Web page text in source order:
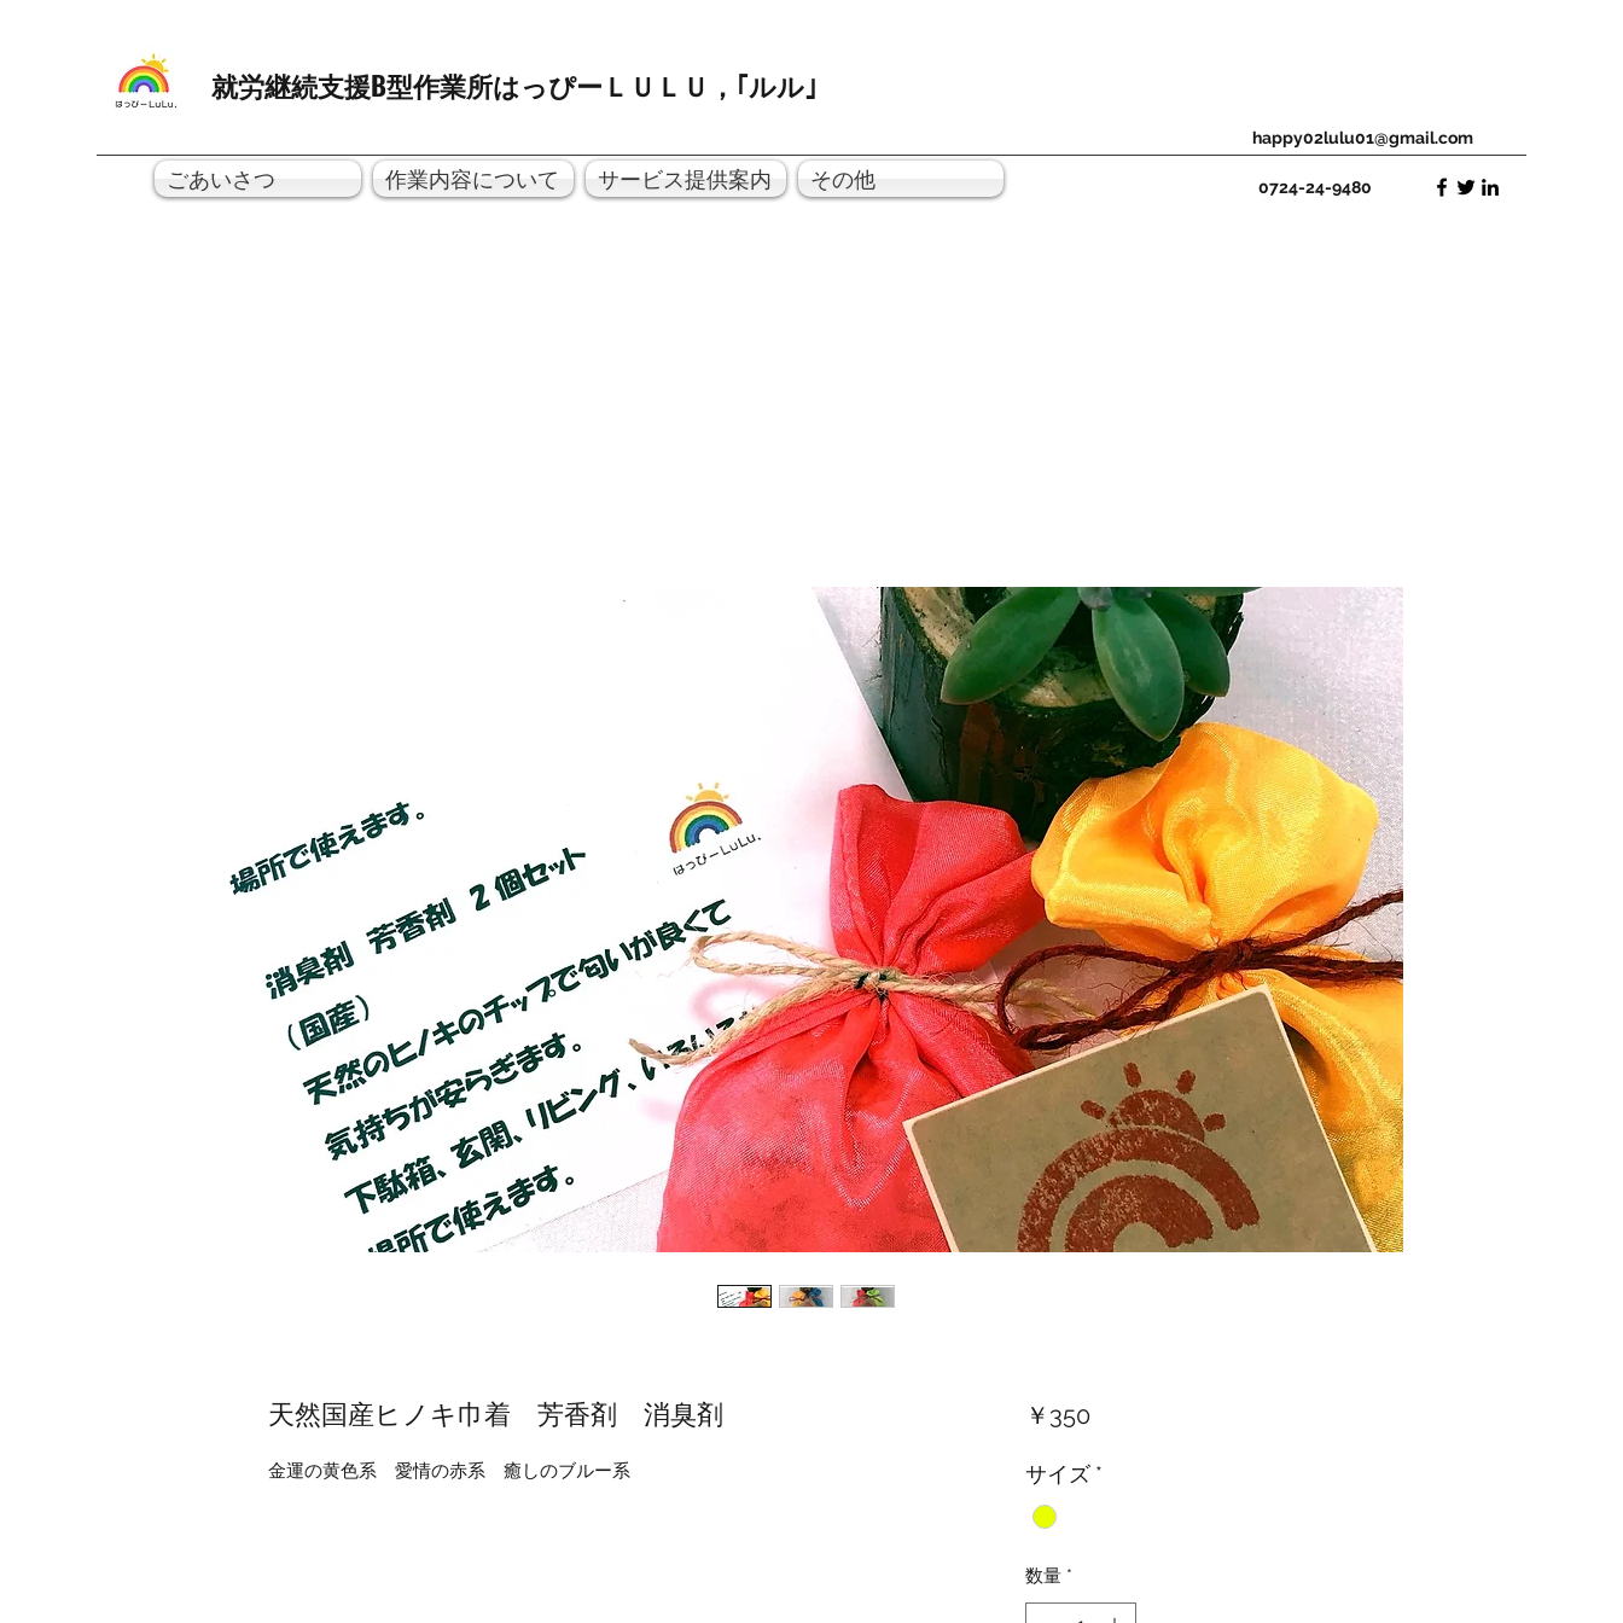
就労継続支援B型作業所はっぴーＬＵＬＵ，｢ルル｣
happy02lulu01@gmail.com
0724-24-9480
ごあいさつ 作業内容について サービス提供案内 その他
天然国産ヒノキ巾着 芳香剤 消臭剤
金運の黄色系　愛情の赤系　癒しのブルー系
￥350価
サイズ *
数量 *